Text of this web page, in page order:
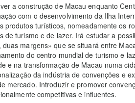
a construção de Macau enquanto
com o desenvolvimento da Ilha
produtos turísticos, nomeadamente os
de turismo e de lazer. Irá estudar a
duas margens» que se situará entre
do centro mundial de turismo e
e na transformação de Macau numa
da indústria de convenções e
mercado. Introduzir e promover
competitivas e influentes.